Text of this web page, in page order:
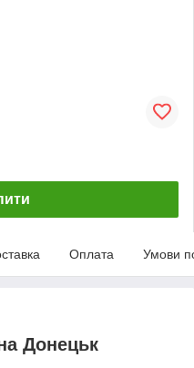
Оплата Умови
Донецьк